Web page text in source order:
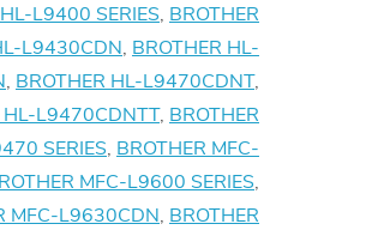
L9400 SERIES, BROTHER
L9430CDN, BROTHER HL-
, BROTHER HL-L9470CDNT,
HL-L9470CDNTT, BROTHER
SERIES, BROTHER MFC-
MFC-L9600 SERIES,
MFC-L9630CDN, BROTHER